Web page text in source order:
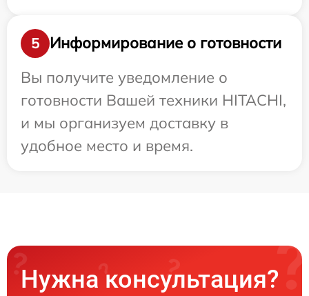
5
Информирование о готовности
Вы получите уведомление о
готовности Вашей техники HITACHI,
и мы организуем доставку в
удобное место и время.
Нужна консультация?